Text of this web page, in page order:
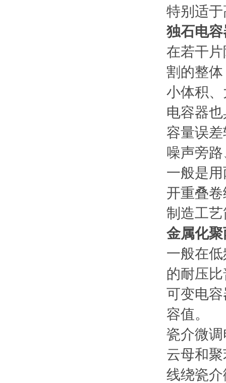
特别适
独石电
在若干
割的整
小体积
电容器
容量误
噪声旁
一般是
开重叠
制造工
金属化
一般在
的耐压
可变电
容值。
瓷介微
云母和
线绕瓷